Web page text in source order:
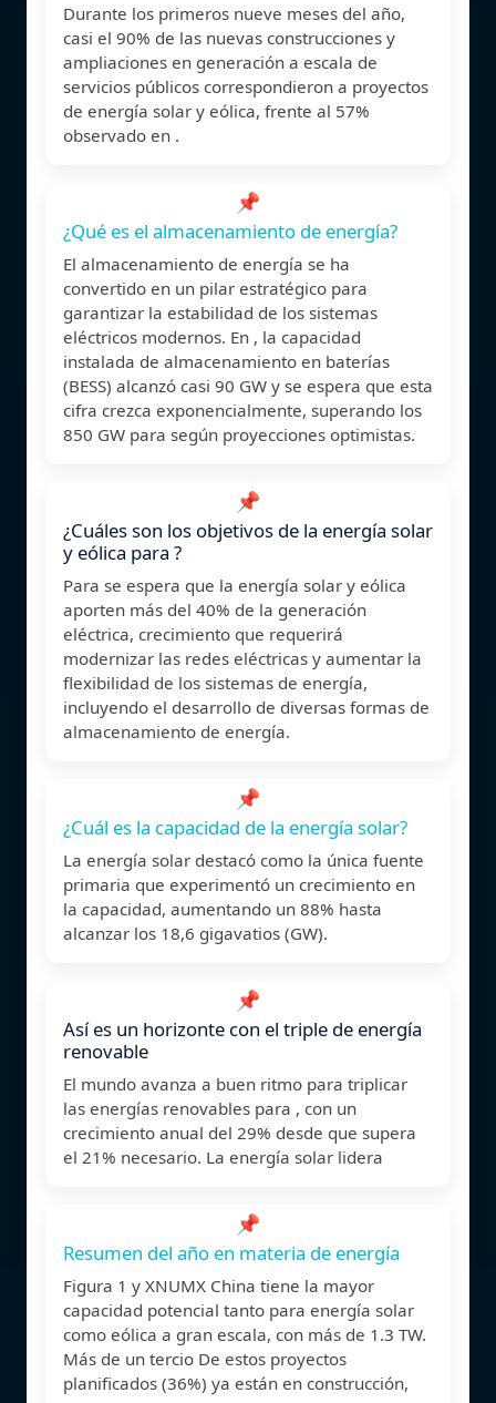
Durante los primeros nueve meses del año,
casi el 90% de las nuevas construcciones y
ampliaciones en generación a escala de
servicios públicos correspondieron a proyectos
de energía solar y eólica, frente al 57%
observado en .
📌
¿Qué es el almacenamiento de energía?
El almacenamiento de energía se ha
convertido en un pilar estratégico para
garantizar la estabilidad de los sistemas
eléctricos modernos. En , la capacidad
instalada de almacenamiento en baterías
(BESS) alcanzó casi 90 GW y se espera que esta
cifra crezca exponencialmente, superando los
850 GW para según proyecciones optimistas.
📌
¿Cuáles son los objetivos de la energía solar
y eólica para ?
Para se espera que la energía solar y eólica
aporten más del 40% de la generación
eléctrica, crecimiento que requerirá
modernizar las redes eléctricas y aumentar la
flexibilidad de los sistemas de energía,
incluyendo el desarrollo de diversas formas de
almacenamiento de energía.
📌
¿Cuál es la capacidad de la energía solar?
La energía solar destacó como la única fuente
primaria que experimentó un crecimiento en
la capacidad, aumentando un 88% hasta
alcanzar los 18,6 gigavatios (GW).
📌
Así es un horizonte con el triple de energía
renovable
El mundo avanza a buen ritmo para triplicar
las energías renovables para , con un
crecimiento anual del 29% desde que supera
el 21% necesario. La energía solar lidera
📌
Resumen del año en materia de energía
Figura 1 y XNUMX China tiene la mayor
capacidad potencial tanto para energía solar
como eólica a gran escala, con más de 1.3 TW.
Más de un tercio De estos proyectos
planificados (36%) ya están en construcción,